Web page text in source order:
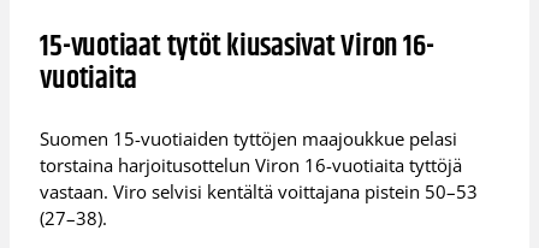
15-vuotiaat tytöt kiusasivat Viron 16-
vuotiaita
Suomen 15-vuotiaiden tyttöjen maajoukkue pelasi
torstaina harjoitusottelun Viron 16-vuotiaita tyttöjä
vastaan. Viro selvisi kentältä voittajana pistein 50–53
(27–38).